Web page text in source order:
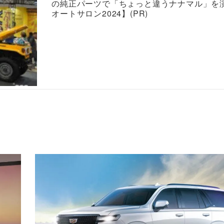
の純正パーツで「ちょっと違うナナマル」を
オートサロン2024】(PR)